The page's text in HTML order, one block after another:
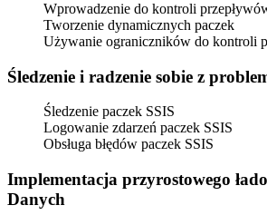
Wprowadzenie do kontroli
Tworzenie dynamicznych paczek
Używanie ograniczników do kontroli
Śledzenie i radzenie sobie z
Śledzenie paczek SSIS
Logowanie zdarzeń paczek SSIS
Obsługa błędów paczek SSIS
Implementacja przyrostowego
Danych